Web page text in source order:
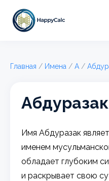
Главная / Имена / А /
Абдуразак
Имя Абдуразак
именем
обладает глубоким
и раскрывает свою